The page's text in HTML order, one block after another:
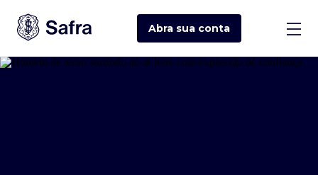
Abra sua conta